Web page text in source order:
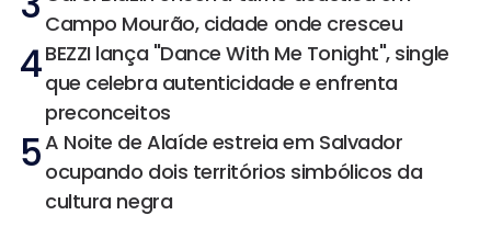
Campo Mourão, cidade onde cresceu
4BEZZI lança "Dance With Me Tonight", single
que celebra autenticidade e enfrenta
preconceitos
5A Noite de Alaíde estreia em Salvador
ocupando dois territórios simbólicos da
cultura negra